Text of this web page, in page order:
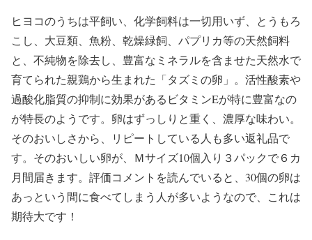
ヒヨコのうちは平飼い、化学飼料は一切用いず、とうもろ
こし、大豆類、魚粉、乾燥緑飼、パプリカ等の天然飼料
と、不純物を除去し、豊富なミネラルを含ませた天然水で
育てられた親鶏から生まれた「タズミの卵」。活性酸素や
過酸化脂質の抑制に効果があるビタミンEが特に豊富なの
が特長のようです。卵はずっしりと重く、濃厚な味わい。
そのおいしさから、リピートしている人も多い返礼品で
す。そのおいしい卵が、Ｍサイズ10個入り３パックで６カ
月間届きます。評価コメントを読んでいると、30個の卵は
あっという間に食べてしまう人が多いようなので、これは
期待大です！